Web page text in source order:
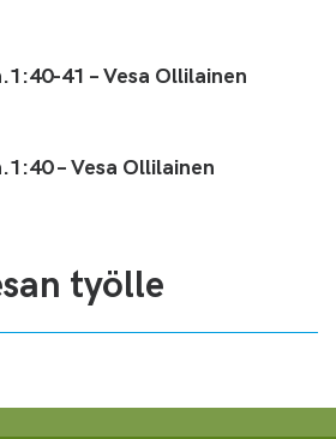
41 – Vesa Ollilainen
– Vesa Ollilainen
työlle